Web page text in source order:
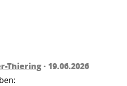
Thiering· 19.06.2026